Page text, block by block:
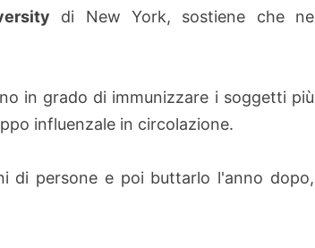
di New York, sostiene che ne
in grado di immunizzare i soggetti più
influenzale in circolazione.
di persone e poi buttarlo l'anno dopo,